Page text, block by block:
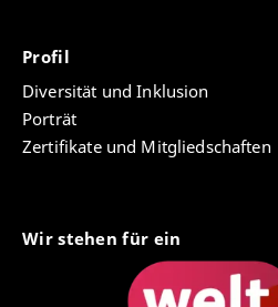
Profil
Diversität und Inklusion
Porträt
Zertifikate und Mitgliedschaften
Wir stehen für ein